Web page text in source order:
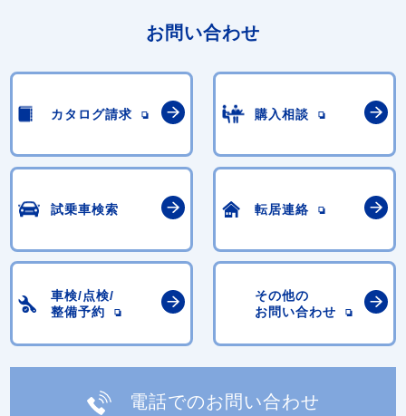
お問い合わせ
カタログ請求 購入相談
試乗車検索 転居連絡
車検/点検/
整備予約
その他の
お問い合わせ
電話でのお問い合わせ